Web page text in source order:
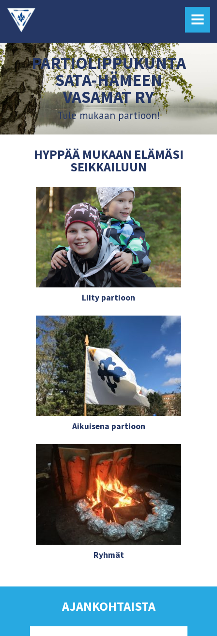
MENU
PARTIOLIPPUKUNTA
SATA-HÄMEEN
VASAMAT RY
Tule mukaan partioon!
HYPPÄÄ MUKAAN ELÄMÄSI
SEIKKAILUUN
Liity partioon
Aikuisena partioon
Ryhmät
AJANKOHTAISTA